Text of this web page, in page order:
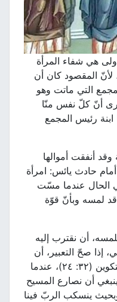
هي شفاء المرأة
المقصود كان أن
التي ماتت وهو
أنّ كلّ نفس منّا
ابنة رئيس المجمع
أنفقت أموالها
حادث يائس: امرأة
الحال عندما مسّت
لمسه وبأنّ قوّة
أن نقترب إليه
صحّ التعبير، أن
نصارعه كما قال الله في سفر التكوين (٣٢: ٢٤)، عندما
أن نصارع المسيح
ينسكب الربّ فينا